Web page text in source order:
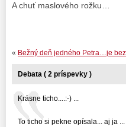
A chuť maslového rožku…
« Bežný deň jedného Petra…je
Debata ( 2 príspevky )
Krásne ticho....:-) ...
To ticho si pekne opísala... aj ja ...